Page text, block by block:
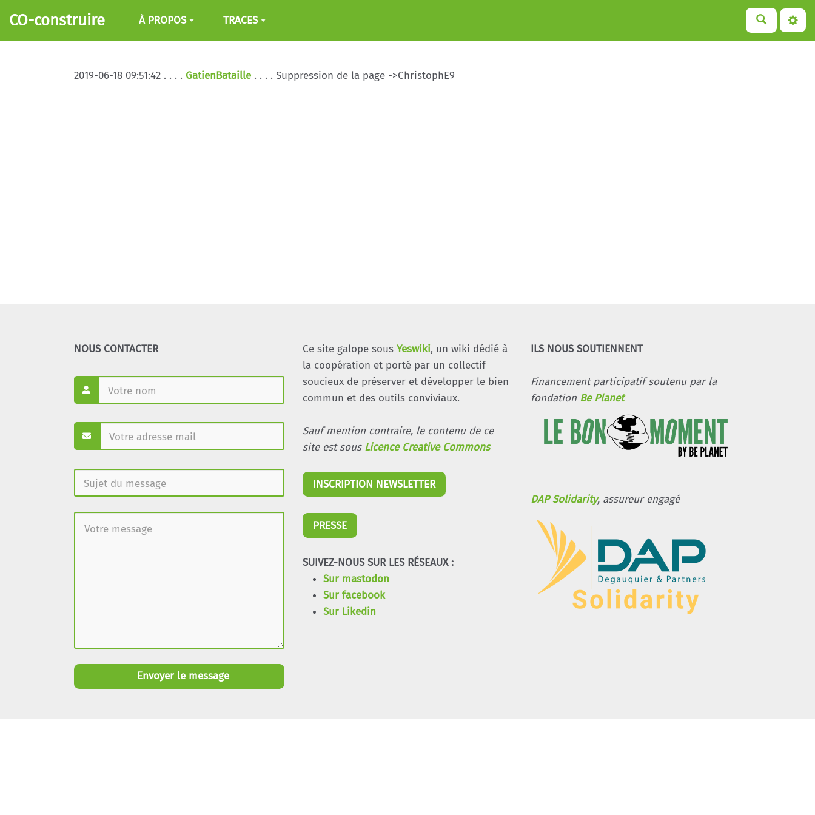
Aller au contenu principal
CO-construire À PROPOS TRACES
2019-06-18 09:51:42 . . . . GatienBataille . . . . Suppression de la page ->ChristophE9
NOUS CONTACTER
Envoyer le message
Ce site galope sous Yeswiki, un wiki dédié à
la coopération et porté par un collectif
soucieux de préserver et développer le bien
commun et des outils conviviaux.
Sauf mention contraire, le contenu de ce
site est sous Licence Creative Commons
INSCRIPTION NEWSLETTER
PRESSE
SUIVEZ-NOUS SUR LES RÉSEAUX :
Sur mastodon
Sur facebook
Sur Likedin
ILS NOUS SOUTIENNENT
Financement participatif soutenu par la
fondation Be Planet
DAP Solidarity, assureur engagé